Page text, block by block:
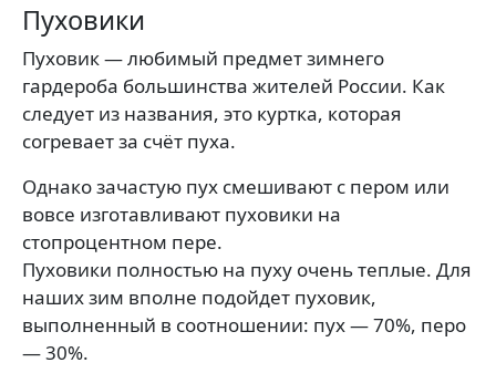
Пуховики
Пуховик — любимый предмет зимнего
гардероба большинства жителей России. Как
следует из названия, это куртка, которая
согревает за счёт пуха.
Однако зачастую пух смешивают с пером или
вовсе изготавливают пуховики на
стопроцентном пере.
Пуховики полностью на пуху очень теплые. Для
наших зим вполне подойдет пуховик,
выполненный в соотношении: пух — 70%, перо
— 30%.